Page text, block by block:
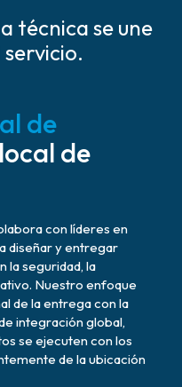
técnica se une
de
de
con líderes en
diseñar y entregar
la seguridad, la
Nuestro enfoque
de la entrega con la
integración global,
se ejecuten con los
de la ubicación